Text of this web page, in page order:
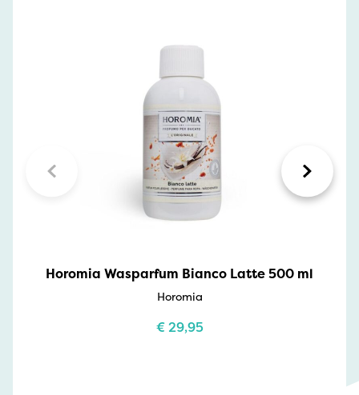
Horomia Wasparfum Bianco Latte 500 ml
Horomia
€29,95